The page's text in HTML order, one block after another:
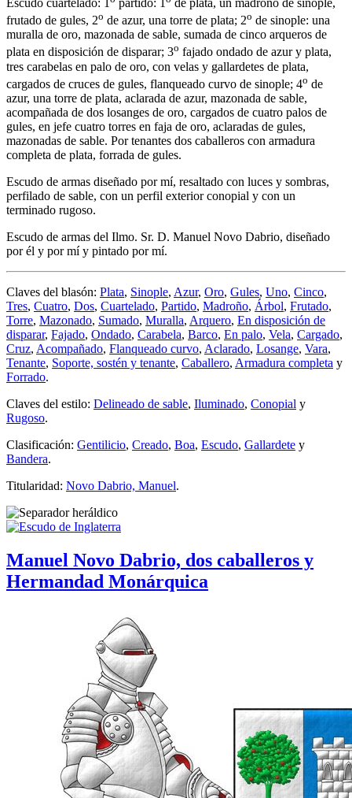
Escudo cuartelado: 1 partido: 1
de plata, un madroño de sinople,
frutado de gules, 2o de azur, una torre de plata; 2o de sinople: una
muralla de oro, mazonada de sable, sumada de cinco arqueros de
plata en disposición de disparar; 3o fajado ondado de azur y plata,
tres carabelas en palo de oro, con velas y gallardetes de plata,
cargados de cruces de gules, flanqueado curvo de sinople; 4o de
azur, una torre de plata, aclarada de azur, mazonada de sable,
acompañada de dos losanges de oro, cargados de cuatro palos de
gules, en jefe cuatro torres en faja de oro, aclaradas de gules,
mazonadas de sable. Por tenantes dos caballeros con armadura
completa de plata, forrada de gules.
Escudo de armas diseñado por mí, resaltado con luces y sombras,
perfilado de sable, con un perfil exterior conopial y con un
terminado rugoso.
Escudo de armas del Ilmo. Sr. D. Manuel Novo Dabrio, diseñado
por él y por mí y pintado por mí.
Claves del blasón: Plata, Sinople, Azur, Oro, Gules, Uno, Cinco,
Tres, Cuatro, Dos, Cuartelado, Partido, Madroño, Árbol, Frutado,
Torre, Mazonado, Sumado, Muralla, Arquero, En disposición de
disparar, Fajado, Ondado, Carabela, Barco, En palo, Vela, Cargado,
Cruz, Acompañado, Flanqueado curvo, Aclarado, Losange, Vara,
Tenante, Soporte, sostén y tenante, Caballero, Armadura completa y
Forrado.
Claves del estilo: Delineado de sable, Iluminado, Conopial y
Rugoso.
Clasificación: Gentilicio, Creado, Boa, Escudo, Gallardete y
Bandera.
Titularidad: Novo Dabrio, Manuel.
Manuel Novo Dabrio, dos caballeros y
Hermandad Monárquica